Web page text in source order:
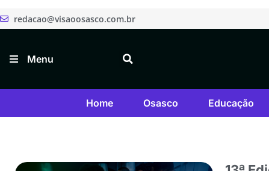
redacao@visaoosasco.com.br
Menu
Home Osasco Educação